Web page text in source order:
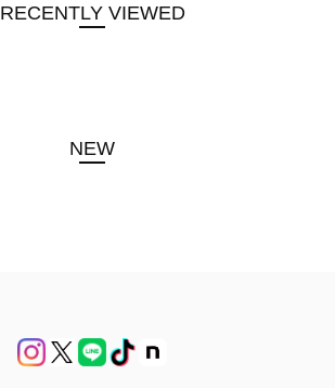
RECENTLY VIEWED
NEW